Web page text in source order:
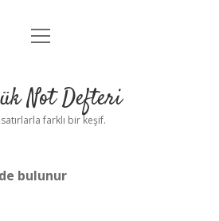
Anasayfa
Yasal Uyarı
menüyü
Not Defteri
farklı bir keşif.
bulunur